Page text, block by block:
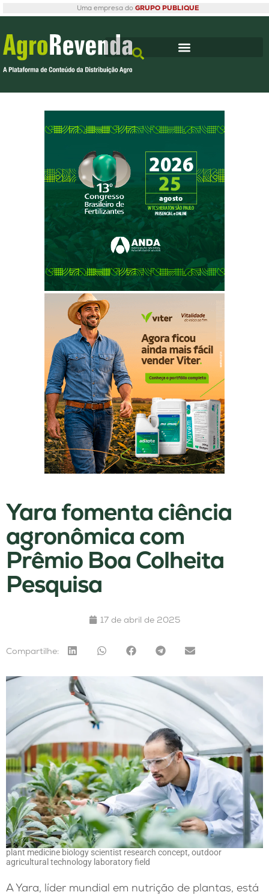
Uma empresa do GRUPO PUBLIQUE
Yara fomenta ciência
agronômica com
Prêmio Boa Colheita
Pesquisa
17 de abril de 2025
Compartilhe:
plant medicine biology scientist research concept, outdoor
agricultural technology laboratory field
A Yara, líder mundial em nutrição de plantas, está